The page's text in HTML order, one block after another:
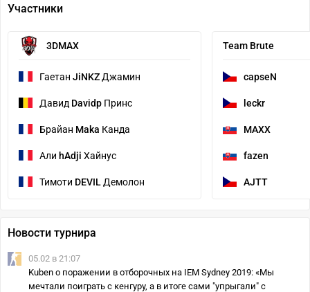
Участники
3DMAX
Гаетан JiNKZ Джамин
Давид Davidp Принс
Брайан Maka Канда
Али hAdji Хайнус
Тимоти DEVIL Демолон
Team Brute
capseN
leckr
MAXX
fazen
AJTT
Новости турнира
05.02 в 21:07
Kuben о поражении в отборочных на IEM Sydney 2019: «Мы
мечтали поиграть с кенгуру, а в итоге сами "упрыгали" с